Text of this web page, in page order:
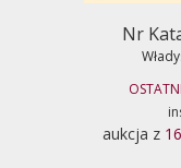
Nr
aukcja z